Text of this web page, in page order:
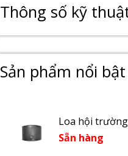
Thông số kỹ
Sản phẩm nổi bật
Loa hội trường
Sẵn hàng